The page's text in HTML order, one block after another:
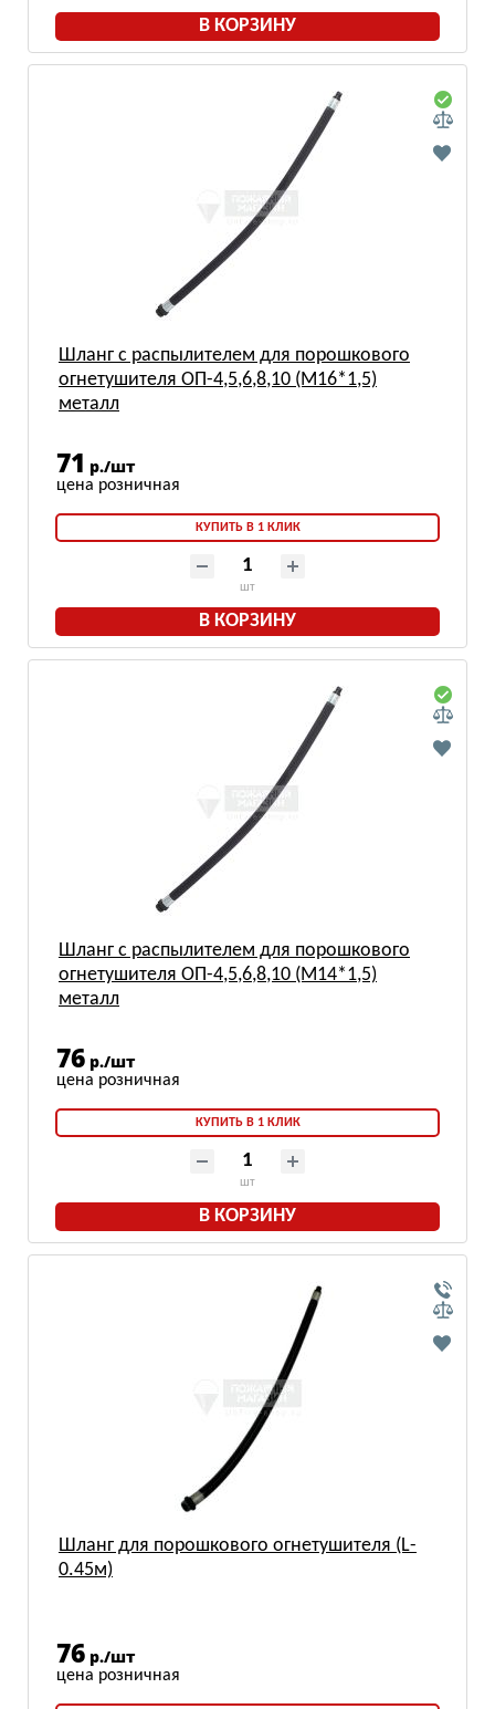
В КОРЗИНУ
Шланг с распылителем для порошкового
огнетушителя ОП-4,5,6,8,10 (М16*1,5)
металл
71 р./шт
КУПИТЬ В 1 КЛИК
шт
В КОРЗИНУ
Шланг с распылителем для порошкового
огнетушителя ОП-4,5,6,8,10 (М14*1,5)
металл
76 р./шт
КУПИТЬ В 1 КЛИК
шт
В КОРЗИНУ
Шланг для порошкового огнетушителя (L-
0.45м)
76 р./шт